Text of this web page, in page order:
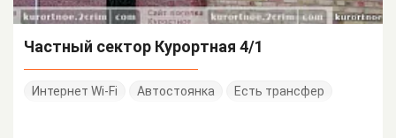
Частный сектор Курортная 4/1
Интернет Wi-Fi Автостоянка Есть трансфер